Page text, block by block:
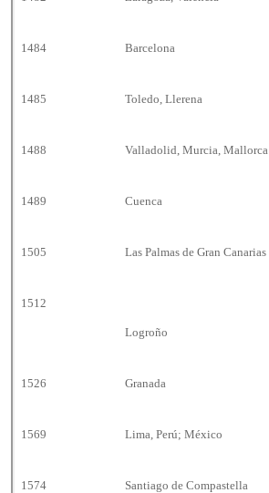
1484 Barcelona
1485 Toledo, Llerena
1488 Valladolid, Murcia, Mallorca
1489 Cuenca
1505 Las Palmas de Gran Canarias
1512
Logroño
1526 Granada
1569 Lima, Perú;México
1574 Santiago de Compastella